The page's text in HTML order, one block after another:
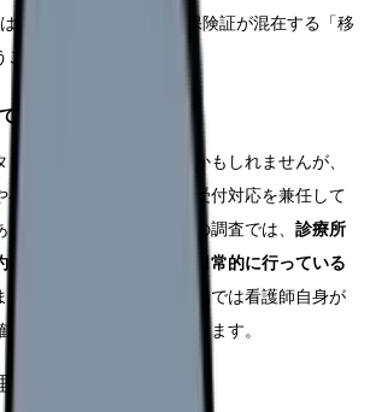
従来の保険証とマイナ保険証が混在する「移
とです。
おく必要があるのか
ッフの仕事」と思われるかもしれませんが、
小規模病院では看護師が受付対応を兼任して
ません。日本看護協会の調査では、 診療所
65%が受付・会計業務を日常的に行っている
す。また、訪問看護の現場では看護師自身が
を行うケースも増えています。